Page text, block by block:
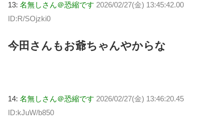
13: 名無しさん＠恐縮です 2026/02/27(金) 13:45:42.00
ID:R/SOjzki0
今田さんもお爺ちゃんやからな
14: 名無しさん＠恐縮です 2026/02/27(金) 13:46:20.45
ID:kJuW/b850